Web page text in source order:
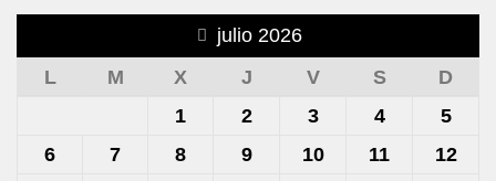
julio 2026
L
M X J V S
D
1
2 3 4
5
6
7 8 9 10 11
12